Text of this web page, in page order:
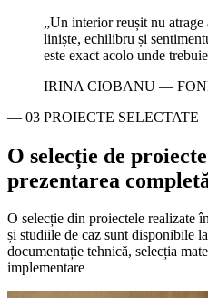
„Un interior reușit nu
liniște, echilibru și
este exact acolo unde
IRINA CIOBANU —
— 03 PROIECTE SELECTATE
O selecție de
prezentarea
O selecție din proiectele realizate
și studiile de caz sunt disponibile
documentație tehnică, selecția
implementare